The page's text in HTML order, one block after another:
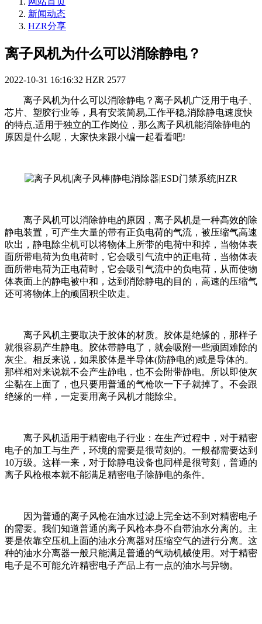
新闻动态
HZR分享
离子风机为什么可以消除静电？
2022-10-31 16:16:32 HZR 2577
离子风机为什么可以消除静电？离子风机广泛用于电子、
芯片、塑胶行业等，具有安装简易,工作平稳,消除静电速度快
的特点,适用于独立的工作岗位，那么离子风机能消除静电的
原因是什么呢，大家快来跟小编一起看看吧!
离子风机可以消除静电的原因，离子风机是一种高效的除
静电装置，可产生大量的带有正负电荷的气流，被压缩气高速
吹出，静电除尘机可以将物体上所带的电荷中和掉，当物体表
面所带电荷为负电荷时，它会吸引气流中的正电荷，当物体表
面所带电荷为正电荷时，它会吸引气流中的负电荷，从而使物
体表面上的静电被中和，达到消除静电的目的，高速的压缩气
还可将物体上的顽固积尘吹走。
离子风机主要取决于胶体的材质。胶体是绝缘的，那样子
就很容易产生静电。胶体带静电了，就会吸附一些顽固难除的
灰尘。相反来说，如果胶体是半导体(防静电的)或是导体的。
那样相对来说就不会产生静电，也不会附带静电。所以即使灰
尘黏在上面了，也只要用普通的气枪吹一下子就掉了。不会跟
绝缘的一样，一定要用离子风机才能除尘。
离子风机适用于精密电子行业：在生产过程中，对于精密
电子的加工与生产，环境的需要是很苛刻的。一般都需要达到
10万级。这样一来，对于除静电设备也同样是很苛刻，普通的
离子风枪根本就不能满足精密电子除静电的条件。
因为普通的离子风枪在油水过滤上完全达不到对精密电子
的需要。我们知道普通的离子风枪本身不自带油水分离的。主
要是依靠空压机上面的油水分离器对压缩空气的进行分离。这
种的油水分离器一般只能满足普通的气动机械使用。对于精密
电子是不可能允许精密电子产品上有一点的油水与异物。